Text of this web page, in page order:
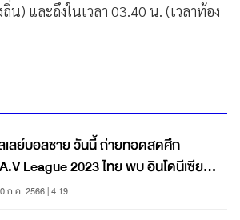
น) และถึงในเวลา 03.40 น. (เวลาท้อง
เลย์บอลชาย วันนี้ ถ่ายทอดสดศึก
League 2023 ไทย พบ อินโดนีเซีย
น.
ก.ค. 2566 | 4:19